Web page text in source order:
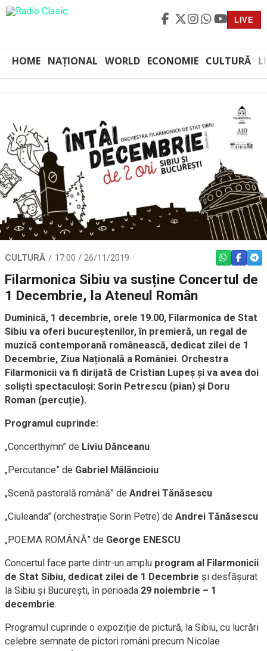
LIVE
HOME NAȚIONAL WORLD ECONOMIE CULTURĂ
CULTURĂ 17:00 / 26/11/2019 WHATSAPP
Filarmonica Sibiu va susține Concertul de
1 Decembrie, la Ateneul Român
Duminică, 1 decembrie, orele 19.00, Filarmonica de Stat
Sibiu va oferi bucureștenilor, în premieră, un regal de
muzică contemporană românească, dedicat zilei de 1
Decembrie, Ziua Națională a României. Orchestra
Filarmonicii va fi dirijată de Cristian Lupeș și va avea doi
soliști spectaculoși: Sorin Petrescu (pian) și Doru
Roman (percuție).
Programul cuprinde:
„Concerthymn” de Liviu Dănceanu
„Percutance” de Gabriel Mălăncioiu
„Scenă pastorală română” de Andrei Tănăsescu
„Ciuleanda” (orchestrație Sorin Petre) de Andrei Tănăsescu
„POEMA ROMÂNĂ” de George ENESCU
Concertul face parte dintr-un amplu program al Filarmonicii
de Stat Sibiu, dedicat zilei de 1 Decembrie și desfășurat
la Sibiu și București, în perioada 29 noiembrie – 1
decembrie.
Programul cuprinde o expoziție de pictură, la Sibiu, cu lucrări
celebre semnate de pictori români precum Nicolae